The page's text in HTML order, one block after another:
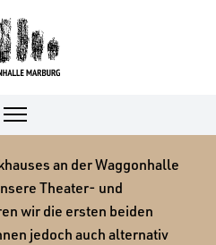
an der Waggonhalle
Theater- und
wir die ersten beiden
jedoch auch alternativ